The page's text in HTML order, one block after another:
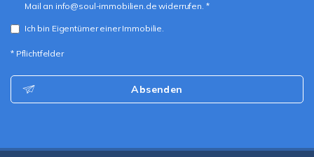
Mail an info@soul-immobilien.de widerrufen. *
Ich bin Eigentümer einer Immobilie.
* Pflichtfelder
Absenden